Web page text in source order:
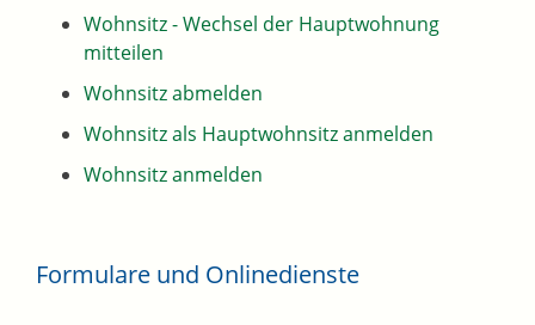
Wohnsitz - Wechsel der Hauptwohnung
mitteilen
Wohnsitz abmelden
Wohnsitz als Hauptwohnsitz anmelden
Wohnsitz anmelden
Formulare und Onlinedienste